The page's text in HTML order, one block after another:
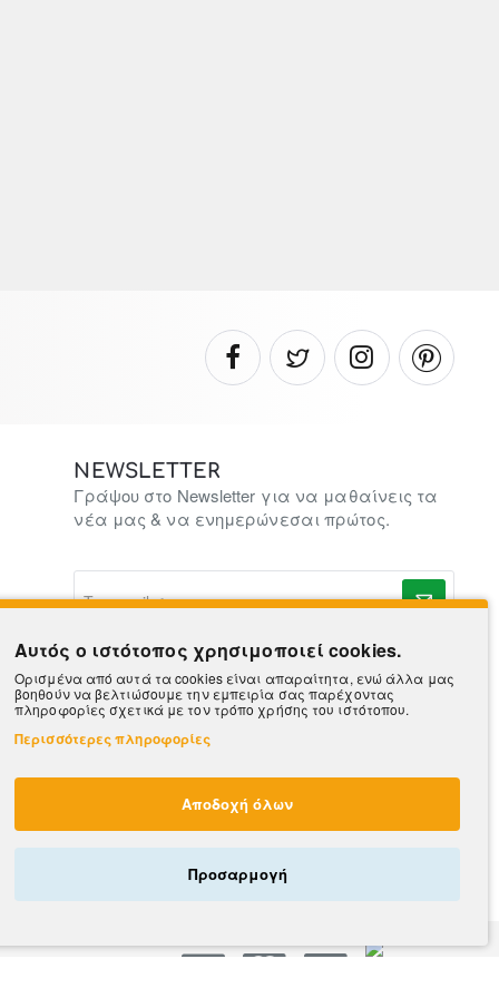
NEWSLETTER
Γράψου στο Newsletter για να μαθαίνεις τα
νέα μας & να ενημερώνεσαι πρώτος.
e-
σας..
Αυτός ο ιστότοπος χρησιμοποιεί cookies.
Ορισμένα από αυτά τα cookies είναι απαραίτητα, ενώ άλλα μας
βοηθούν να βελτιώσουμε την εμπειρία σας παρέχοντας
πληροφορίες σχετικά με τον τρόπο χρήσης του ιστότοπου.
Περισσότερες πληροφορίες
Αποδοχή όλων
Προσαρμογή